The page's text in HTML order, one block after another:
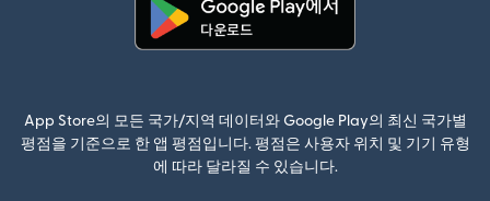
App Store의 모든 국가/지역 데이터와 Google Play의 최신 국가별
평점을 기준으로 한 앱 평점입니다. 평점은 사용자 위치 및 기기 유형
에 따라 달라질 수 있습니다.